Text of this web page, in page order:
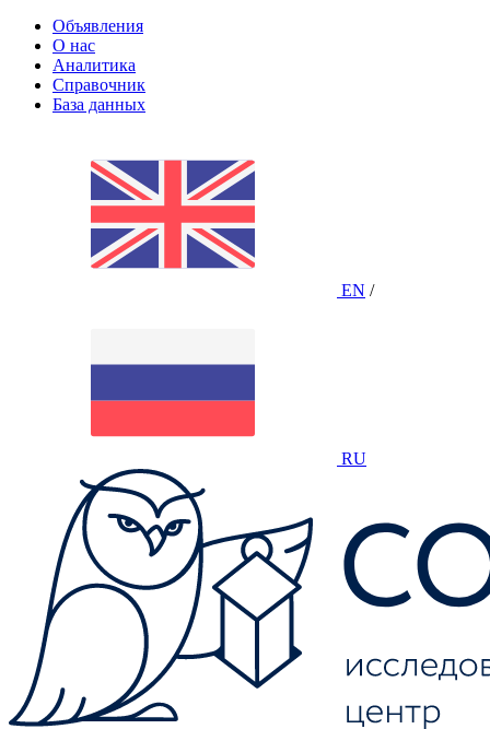
Объявления
О нас
Аналитика
Справочник
База данных
EN /
RU